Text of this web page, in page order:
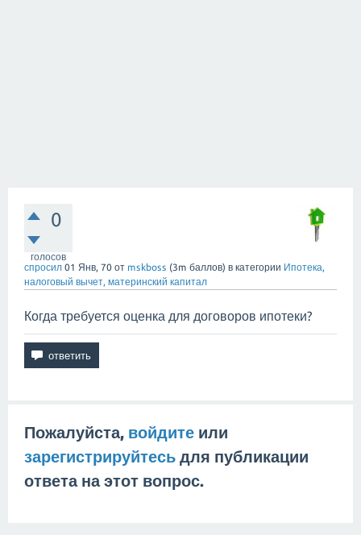
0
голосов
спросил 01 Янв, 70 от mskboss (3m баллов) в категории Ипотека,
налоговый вычет, материнский капитал
Когда требуется оценка для договоров ипотеки?
Пожалуйста, войдите или
зарегистрируйтесь для публикации
ответа на этот вопрос.